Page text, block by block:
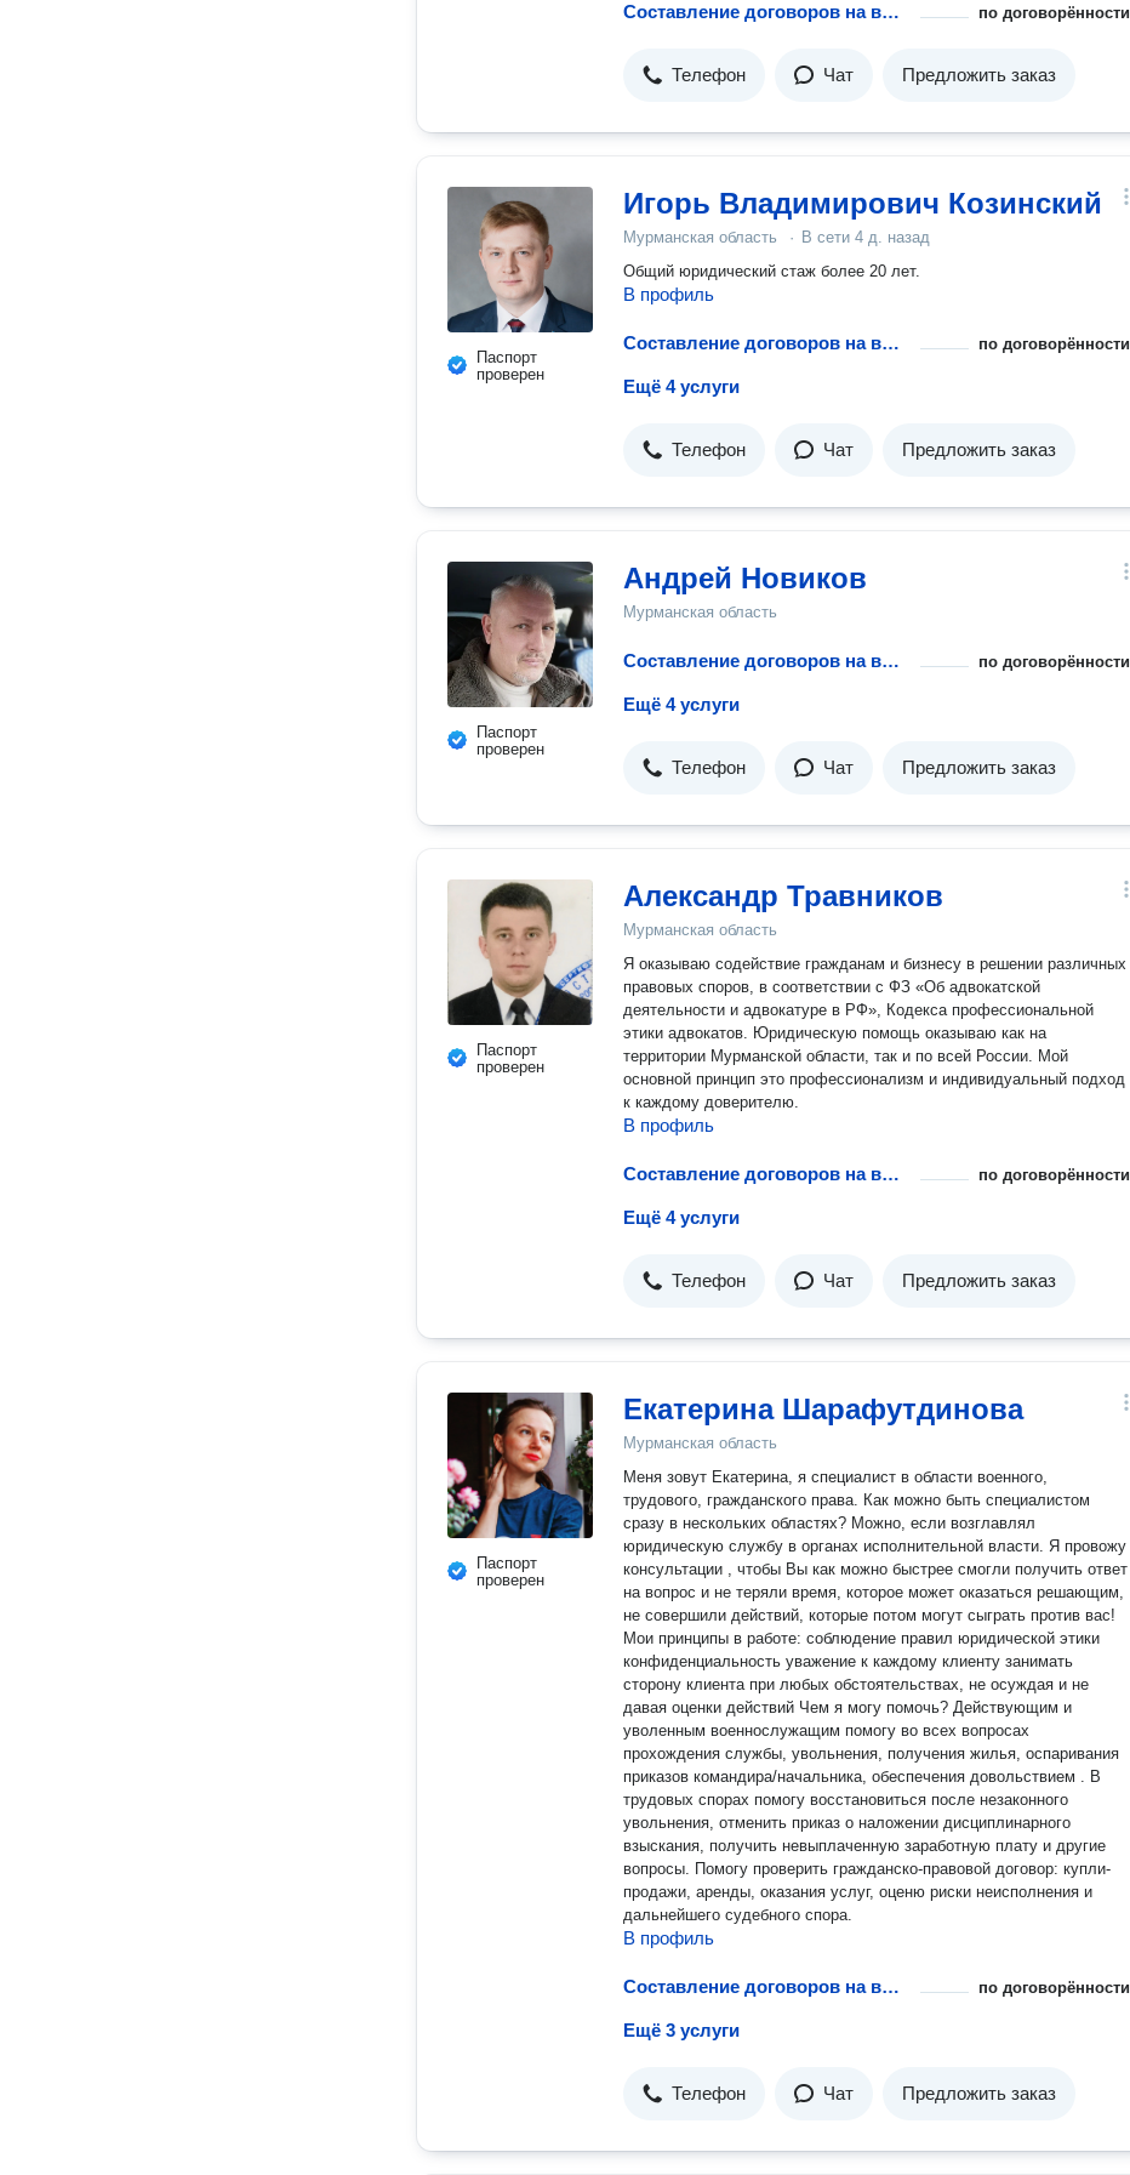
Составление договоров на выполнение работ по договорённости
Телефон Чат Предложить заказ
Паспорт
проверен
Игорь Владимирович Козинский
Мурманская область · В сети 4 д. назад
Общий юридический стаж более 20 лет.
В профиль
Составление договоров на выполнение работ по договорённости
Ещё 4 услуги
Телефон Чат Предложить заказ
Паспорт
проверен
Андрей Новиков
Мурманская область
Составление договоров на выполнение работ по договорённости
Ещё 4 услуги
Телефон Чат Предложить заказ
Паспорт
проверен
Александр Травников
Мурманская область
Я оказываю содействие гражданам и бизнесу в решении различных
правовых споров, в соответствии с ФЗ «Об адвокатской
деятельности и адвокатуре в РФ», Кодекса профессиональной
этики адвокатов. Юридическую помощь оказываю как на
территории Мурманской области, так и по всей России. Мой
основной принцип это профессионализм и индивидуальный подход
к каждому доверителю.
В профиль
Составление договоров на выполнение работ по договорённости
Ещё 4 услуги
Телефон Чат Предложить заказ
Паспорт
проверен
Екатерина Шарафутдинова
Мурманская область
Меня зовут Екатерина, я специалист в области военного,
трудового, гражданского права. Как можно быть специалистом
сразу в нескольких областях? Можно, если возглавлял
юридическую службу в органах исполнительной власти. Я провожу
консультации , чтобы Вы как можно быстрее смогли получить ответ
на вопрос и не теряли время, которое может оказаться решающим,
не совершили действий, которые потом могут сыграть против вас!
Мои принципы в работе: соблюдение правил юридической этики
конфиденциальность уважение к каждому клиенту занимать
сторону клиента при любых обстоятельствах, не осуждая и не
давая оценки действий Чем я могу помочь? Действующим и
уволенным военнослужащим помогу во всех вопросах
прохождения службы, увольнения, получения жилья, оспаривания
приказов командира/начальника, обеспечения довольствием . В
трудовых спорах помогу восстановиться после незаконного
увольнения, отменить приказ о наложении дисциплинарного
взыскания, получить невыплаченную заработную плату и другие
вопросы. Помогу проверить гражданско-правовой договор: купли-
продажи, аренды, оказания услуг, оценю риски неисполнения и
дальнейшего судебного спора.
В профиль
Составление договоров на выполнение работ по договорённости
Ещё 3 услуги
Телефон Чат Предложить заказ